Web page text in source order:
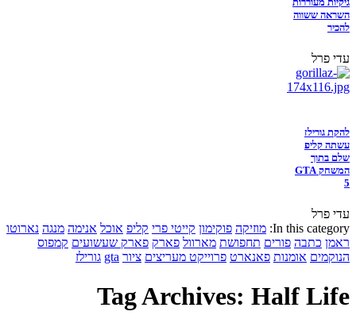
השראה ששווה
להכיר
עדי פרל
להקת גורילז
עשתה קליפ
שלם בתוך
המשחק GTA
5
עדי פרל
In this category: מוזיקה פוקימון קייטי פרי קליפ אוכל אנימה מנגה נארוטו
ראמן כתבה פורים תחפושת מארוול פארק פארק שעשועים קמפוס
הנוקמים אומנות פאנארט פרוייקט מעריצים ציור gta גורילז
Tag Archives: Half Life